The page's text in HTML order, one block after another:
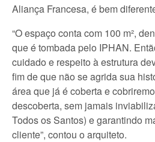
Aliança Francesa, é bem
“O espaço conta com 100 m²,
que é tombada pelo IPHAN.
cuidado e respeito à estrutura
fim de que não se agrida sua
área que já é coberta e
descoberta, sem jamais
Todos os Santos) e garantindo
cliente”, contou o arquiteto.